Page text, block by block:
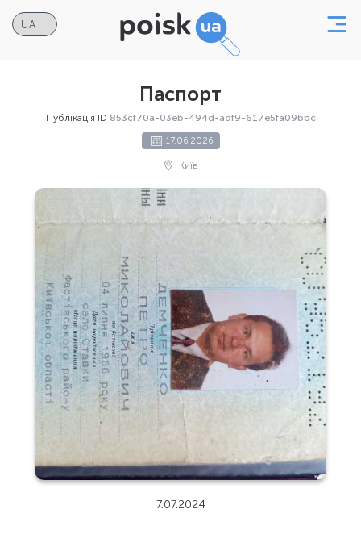
Паспорт
Публікація ID 853cf70a-03eb-494d-adf9-617e5fa09bbc
17.06.2026
Київ
7.07.2024